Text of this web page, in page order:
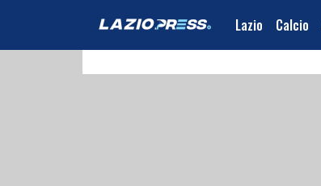
Lazio Calcio